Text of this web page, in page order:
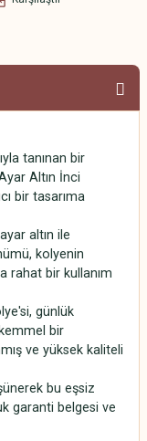
tanınan bir
Altın İnci
bir tasarıma
altın ile
kolyenin
rahat bir kullanım
günlük
bir
ve yüksek kaliteli
bu eşsiz
garanti belgesi ve